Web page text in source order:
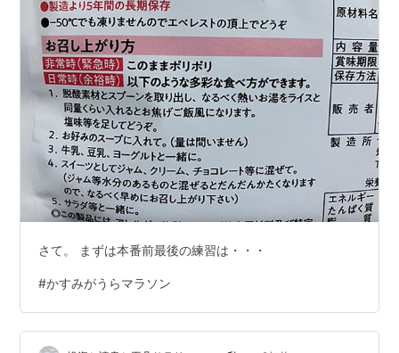
さて。 まずは本番前最後の練習は・・・
#かすみがうらマラソン